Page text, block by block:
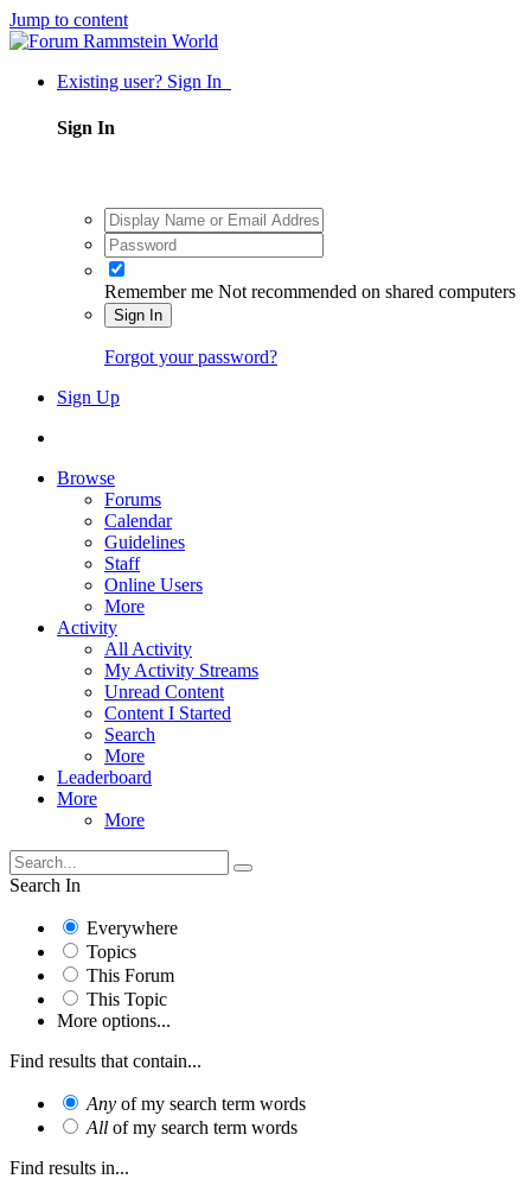
Jump to content
Existing user? Sign In
Sign In
Remember me Not recommended on shared computers
Sign In
Forgot your password?
Sign Up
Browse
Forums
Calendar
Guidelines
Staff
Online Users
More
Activity
All Activity
My Activity Streams
Unread Content
Content I Started
Search
More
Leaderboard
More
More
Search In
Everywhere
Topics
This Forum
This Topic
More options...
Find results that contain...
Any of my search term words
All of my search term words
Find results in...